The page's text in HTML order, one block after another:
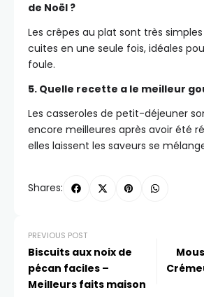
de Noël ?
Les crêpes au plat sont très
cuites en une seule fois, idéales
foule.
5. Quelle recette a le meilleur
Les casseroles de petit-déjeuner
encore meilleures après avoir été
elles laissent les saveurs se
Shares:
PREVIOUS POST
Biscuits aux noix de
pécan faciles –
Meilleurs faits maison